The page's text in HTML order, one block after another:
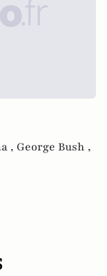
, George Bush ,